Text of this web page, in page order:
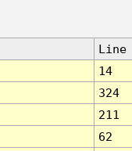
Line
14
324
211
62